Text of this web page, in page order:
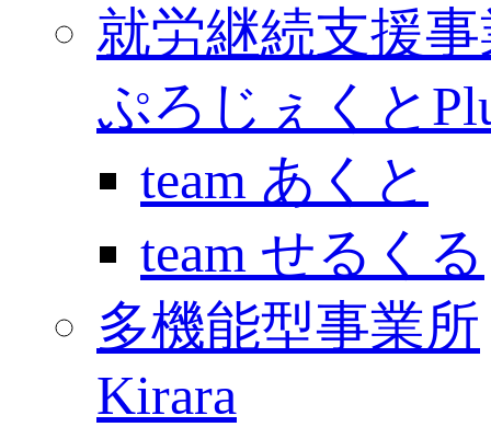
就労継続支援
ぷろじぇくと
team あくと
team せるくる
多機能型事業所
Kirara